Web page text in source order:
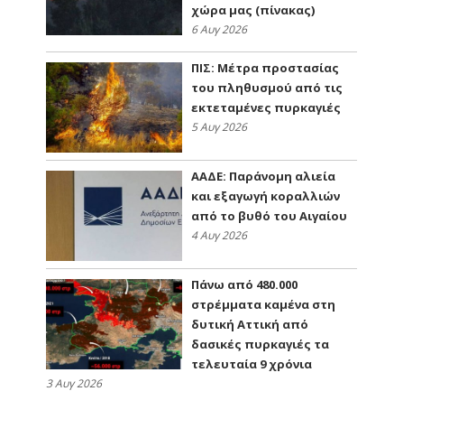
χώρα μας (πίνακας)
6 Αυγ 2026
ΠΙΣ: Μέτρα προστασίας
του πληθυσμού από τις
εκτεταμένες πυρκαγιές
5 Αυγ 2026
ΑΑΔΕ: Παράνομη αλιεία
και εξαγωγή κοραλλιών
από το βυθό του Αιγαίου
4 Αυγ 2026
Πάνω από 480.000
στρέμματα καμένα στη
δυτική Αττική από
δασικές πυρκαγιές τα
τελευταία 9 χρόνια
3 Αυγ 2026